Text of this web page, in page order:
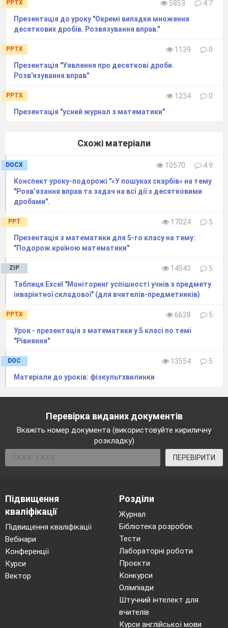
PPTX 5853
4.7
Презентація до уроку "Окремі випадки множення
десяткових дробів. Розвязування вправ."
PPTX 1139
0
Презентація "Уявлення про десяткові дроби.
Розв'язування вправ"
PPTX 1234
0
Презентація "усний журнал з математики"
Схожі матеріали
DOCX 10570
4.9
Конспект уроку-подорожі "«У пошуках скарбів» на тему
"Розв’язання вправ та задач на всі дії з десятковими
дробами".
PPT 17024
5
Презентація з математики для 5-го класу на тему:
"Подорож країною математики"
ZIP 14543
5
Таблиця Excel "Моніторинг успішності учнів з предмету
інварінтної складової" (для вчителів-предметників)
PPTX 6628
5
Урок - презентація з математики у 5 класі по темі
"Рівняння"
DOC 13554
5
Матеріали до уроків: фізкультхвилинки
Перевірка виданих документів
Вкажіть номер документа (використовуйте кириличну
розкладку)
ПЕРЕВІРИТИ
Підвищення
кваліфікації
Підвищення кваліфікації
Вебінари
Конференції
Курси
Вектор
Розділи
Журнал
Бібліотека розробок
Тести
Лабораторні роботи
Проєкти
Конкурси
Олімпіади
Штучний інтелект для
вчителів
Курси англійської мови